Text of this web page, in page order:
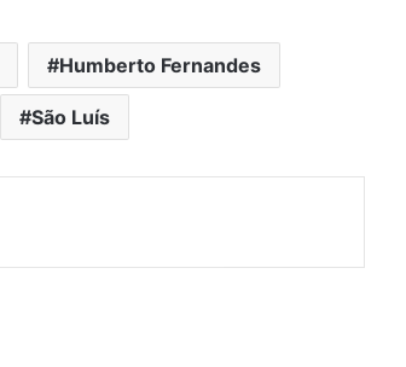
Humberto Fernandes
São Luís